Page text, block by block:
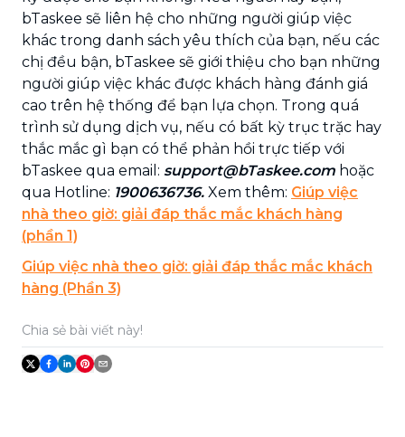
bTaskee sẽ liên hệ cho những người giúp việc
khác trong danh sách yêu thích của bạn, nếu các
chị đều bận, bTaskee sẽ giới thiệu cho bạn những
người giúp việc khác được khách hàng đánh giá
cao trên hệ thống để bạn lựa chọn. Trong quá
trình sử dụng dịch vụ, nếu có bất kỳ trục trặc hay
thắc mắc gì bạn có thể phản hồi trực tiếp với
bTaskee qua email: support@bTaskee.com hoặc
qua Hotline: 1900636736. Xem thêm: Giúp việc
nhà theo giờ: giải đáp thắc mắc khách hàng
(phần 1)
Giúp việc nhà theo giờ: giải đáp thắc mắc khách
hàng (Phần 3)
Chia sẻ bài viết này!